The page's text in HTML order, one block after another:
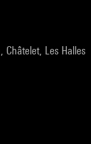
Châtelet, Les Halles